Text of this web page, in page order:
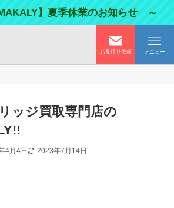
】夏季休業のお知らせ ～
お見積り依頼 メニュー
ッジ買取専門店の
4月4日 2023年7月14日